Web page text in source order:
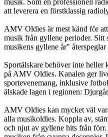
att leverera en förstklassig
AMV Oldies är mest känd för
musik från gyllene perioder.
musikens gyllene år" återspeglar
Sportälskare behöver inte heller
på AMV Oldies. Kanalen ger
sportevenemang, inklusive
älskade lagen i regionen:
AMV Oldies kan mycket väl
alla musikoldies. Koppla av,
och njut av gyllene hits från